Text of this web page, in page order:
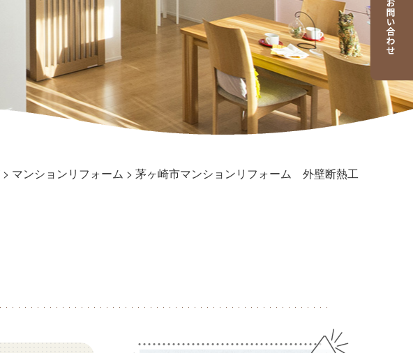
> マンションリフォーム > 茅ヶ崎市マンションリフォーム 外壁断熱工